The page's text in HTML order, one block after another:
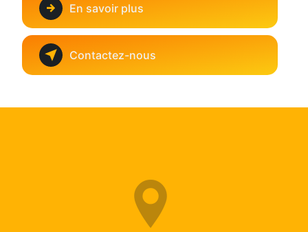
En savoir plus
Contactez-nous